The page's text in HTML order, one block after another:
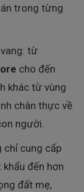
trong từng
từ
cho đến
khác từ vùng
chân thực về
người.
chỉ cung cấp
đến hơn
đất mẹ,